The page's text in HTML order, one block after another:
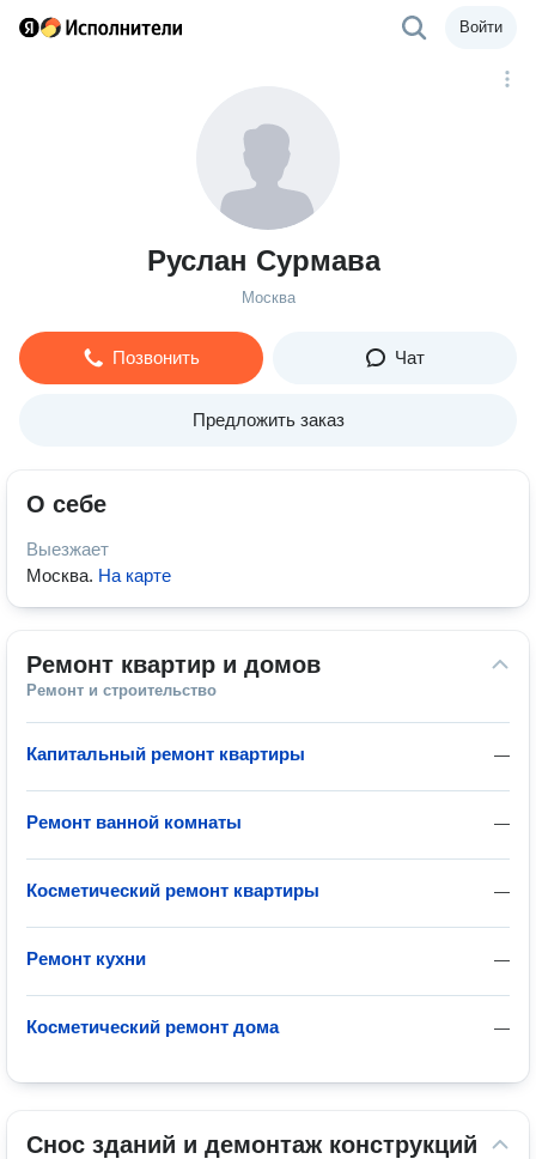
Войти
Руслан Сурмава
Москва
Позвонить Чат
Предложить заказ
О себе
Выезжает
Москва. На карте
Ремонт квартир и домов
Ремонт и строительство
—
Капитальный ремонт квартиры
—
Ремонт ванной комнаты
—
Косметический ремонт квартиры
—
Ремонт кухни
—
Косметический ремонт дома
Снос зданий и демонтаж конструкций